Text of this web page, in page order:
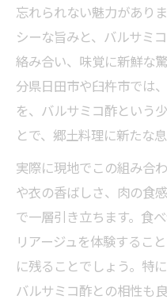
発見
郷土料理にバル
香り高いバル
る
唐揚げの新定番
コ酢
郷土の味と調和する
地元食材を生か
さ
郷土料理と調和
説
忘れられない魅力があり
シーな旨みと、バルサミ
絡み合い、味覚に新鮮な
分県日田市や臼杵市では
を、バルサミコ酢という
とで、郷土料理に新たな
実際に現地でこの組み合
や衣の香ばしさ、肉の食
で一層引き立ちます。食
リアージュを体験するこ
に残ることでしょう。特
バルサミコ酢との相性も